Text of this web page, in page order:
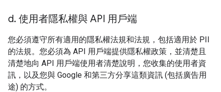
d. 使用者隱私權與 API 用戶端
您必須遵守所有適用的隱私權法規和法規，包括適用於 PII
的法規。您必須為 API 用戶端提供隱私權政策，並清楚且
清楚地向 API 用戶端使用者清楚說明，您收集的使用者資
訊，以及您與 Google 和第三方分享這類資訊 (包括廣告用
途) 的方式。